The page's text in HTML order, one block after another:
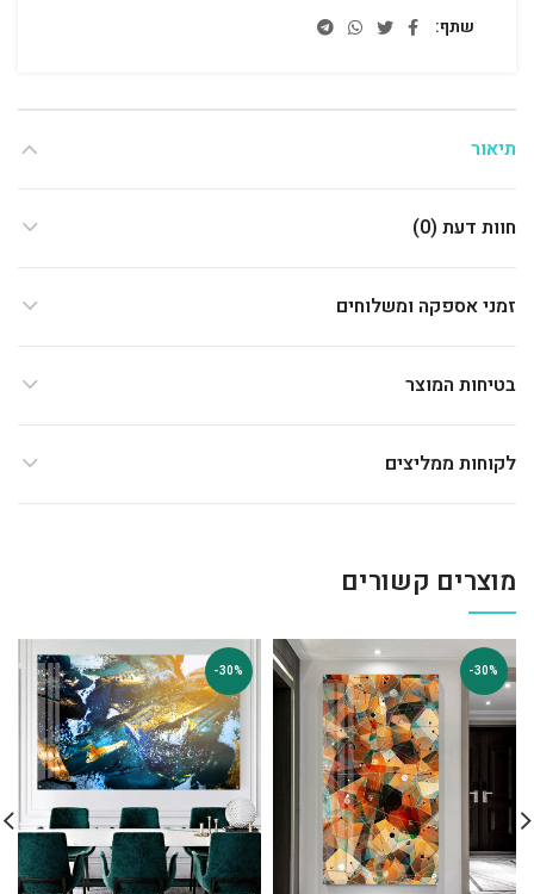
שתף
תיאור
חוות דעת (0)
זמני אספקה ומשלוחים
בטיחות המוצר
לקוחות ממליצים
מוצרים קשורים
-30%
-30%